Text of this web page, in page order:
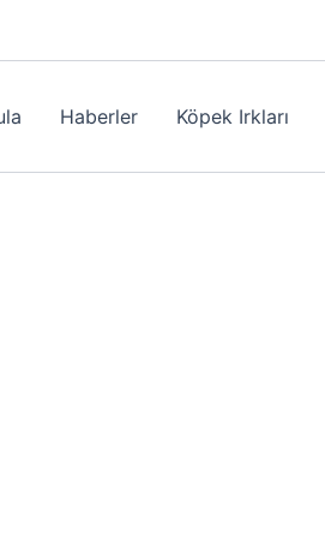
Haberler Köpek Irkları